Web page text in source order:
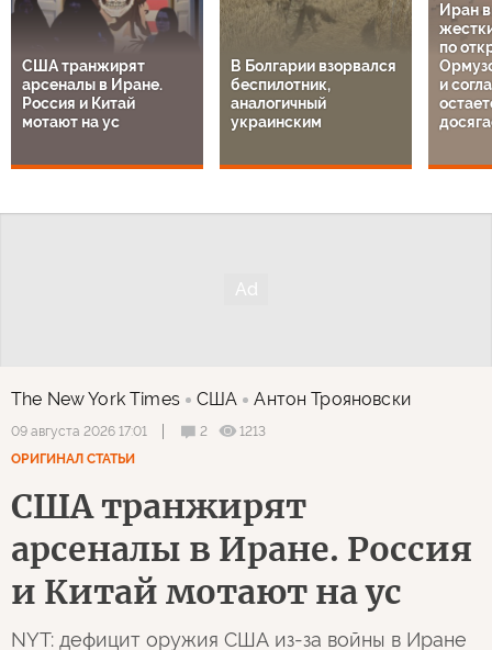
США транжирят
арсеналы в Иране.
Россия и Китай
мотают на ус
В Болгарии взорвался
беспилотник,
аналогичный
украинским
Иран
по
и
The New York Times США Антон Трояновски
09 августа 2026 17:01 2
1213
ОРИГИНАЛ СТАТЬИ
США транжирят
арсеналы в Иране. Россия
и Китай мотают на ус
NYT: дефицит оружия США из-за войны в Иране